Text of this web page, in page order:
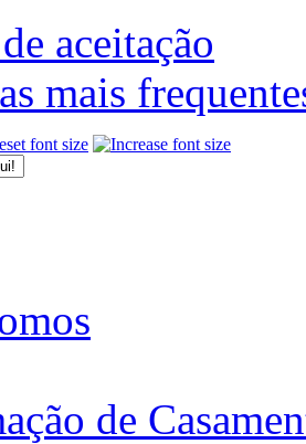
aceitação
mais
de